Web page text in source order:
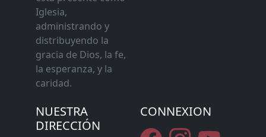
Iglesia,
administrando y
distribuyendo la
gracia de Dios, la fe,
la esperanza, y la
caridad.
NUESTRA
DIRECCIÓN
CONNEXION